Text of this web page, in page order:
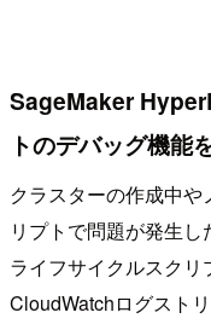
SageMaker
トのデバッグ機能
クラスターの作成中
リプトで問題が発生し
ライフサイクルスク
CloudWatchログスト